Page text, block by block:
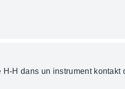
H dans un instrument